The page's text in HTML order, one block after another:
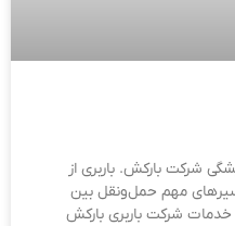
شرکت بارکش. باربری از
مهم حمل‌ونقل بین
خدمات شرکت باربری بارکش